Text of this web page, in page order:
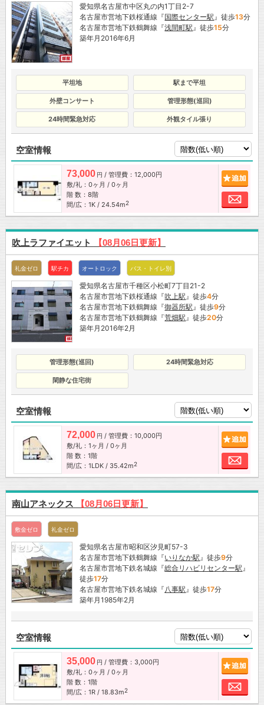
愛知県名古屋市中区丸の内1丁目2-7
名古屋市営地下鉄桜通線『国際センター駅』徒歩13分
名古屋市営地下鉄鶴舞線『浅間町駅』徒歩15分
築年月2016年6月
平坦地 駅まで平坦
外壁コンサート 管理形態(巡回)
24時間緊急対応 外観タイル張り
空室情報
73,000 円 / 管理費：12,000円
敷/礼：0ヶ月 / 0ヶ月
階 数：8階
間/広：1K / 24.54m2
お
吹上ラファイエット 【08月06日更新】
礼金ゼロ 駅チカ オートロック バス・トイレ別
愛知県名古屋市千種区小松町7丁目21-2
名古屋市営地下鉄桜通線『吹上駅 』徒歩4分
名古屋市営地下鉄鶴舞線『御器所駅 』徒歩9分
名古屋市営地下鉄鶴舞線『荒畑駅 』徒歩20分
築年月2016年2月
管理形態(巡回) 24時間緊急対応
閑静な住宅街
空室情報
72,000 円 / 管理費：10,000円
敷/礼：1ヶ月 / 0ヶ月
階 数：1階
間/広：1LDK / 35.42m2
お
南山アネックス 【08月06日更新】
敷金ゼロ 礼金ゼロ
愛知県名古屋市昭和区汐見町57-3
名古屋市営地下鉄鶴舞線『いりなか駅 』徒歩9分
名古屋市営地下鉄名城線『総合リハビリセンター駅 』
徒歩17分
名古屋市営地下鉄名城線『 八事駅 』徒歩17分
築年月1985年2月
空室情報
35,000 円 / 管理費：3,000円
敷/礼：0ヶ月 / 0ヶ月
階 数：1階
間/広：1R / 18.83m2
お